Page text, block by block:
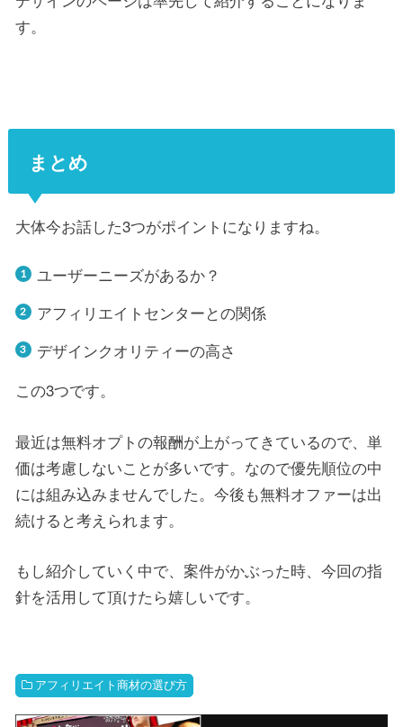
す。
まとめ
大体今お話した3つがポイントになりますね。
ユーザーニーズがあるか？
アフィリエイトセンターとの関係
デザインクオリティーの高さ
この3つです。
最近は無料オプトの報酬が上がってきているので、単
価は考慮しないことが多いです。なので優先順位の中
には組み込みませんでした。今後も無料オファーは出
続けると考えられます。
もし紹介していく中で、案件がかぶった時、今回の指
針を活用して頂けたら嬉しいです。
アフィリエイト商材の選び方